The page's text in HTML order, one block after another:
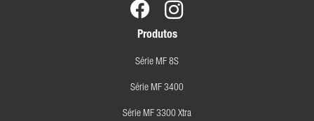
Produtos
Série MF 8S
Série MF 3400
Série MF 3300 Xtra